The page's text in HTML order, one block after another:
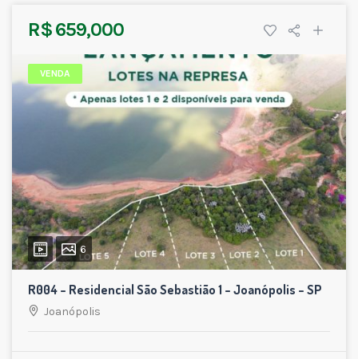
R$ 659,000
VENDA
6
R004 – Residencial São Sebastião 1 – Joanópolis – SP
Joanópolis